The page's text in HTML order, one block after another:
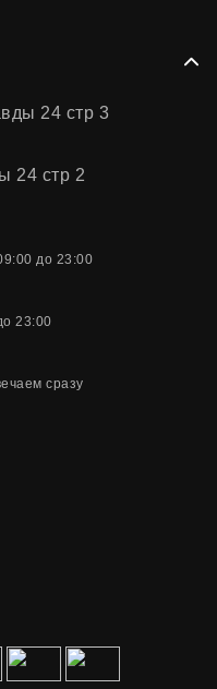
24 стр 3
24 стр 2
до 23:00
23:00
сразу